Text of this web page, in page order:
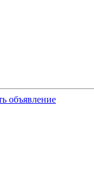
объявление